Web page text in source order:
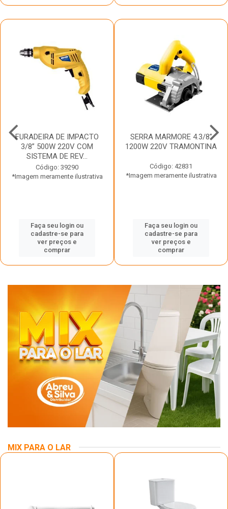
FURADEIRA DE IMPACTO
3/8” 500W 220V COM
SISTEMA DE REV...
Código: 39290
*Imagem meramente ilustrativa
Faça seu login ou
cadastre-se para
ver preços e
comprar
SERRA MARMORE 4.3/8”
1200W 220V TRAMONTINA
Código: 42831
*Imagem meramente ilustrativa
Faça seu login ou
cadastre-se para
ver preços e
comprar
MIX PARA O LAR